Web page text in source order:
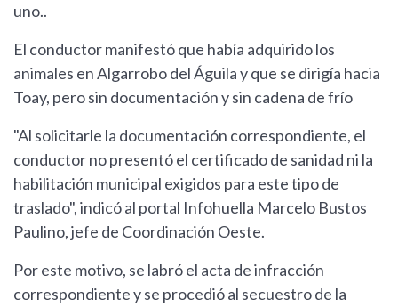
uno..
El conductor manifestó que había adquirido los
animales en Algarrobo del Águila y que se dirigía hacia
Toay, pero sin documentación y sin cadena de frío
"Al solicitarle la documentación correspondiente, el
conductor no presentó el certificado de sanidad ni la
habilitación municipal exigidos para este tipo de
traslado", indicó al portal Infohuella Marcelo Bustos
Paulino, jefe de Coordinación Oeste.
Por este motivo, se labró el acta de infracción
correspondiente y se procedió al secuestro de la